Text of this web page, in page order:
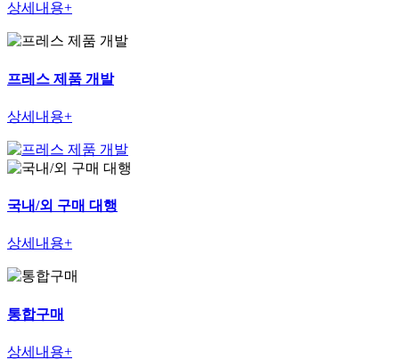
상세내용+
프레스 제품 개발
상세내용+
국내/외 구매 대행
상세내용+
통합구매
상세내용+